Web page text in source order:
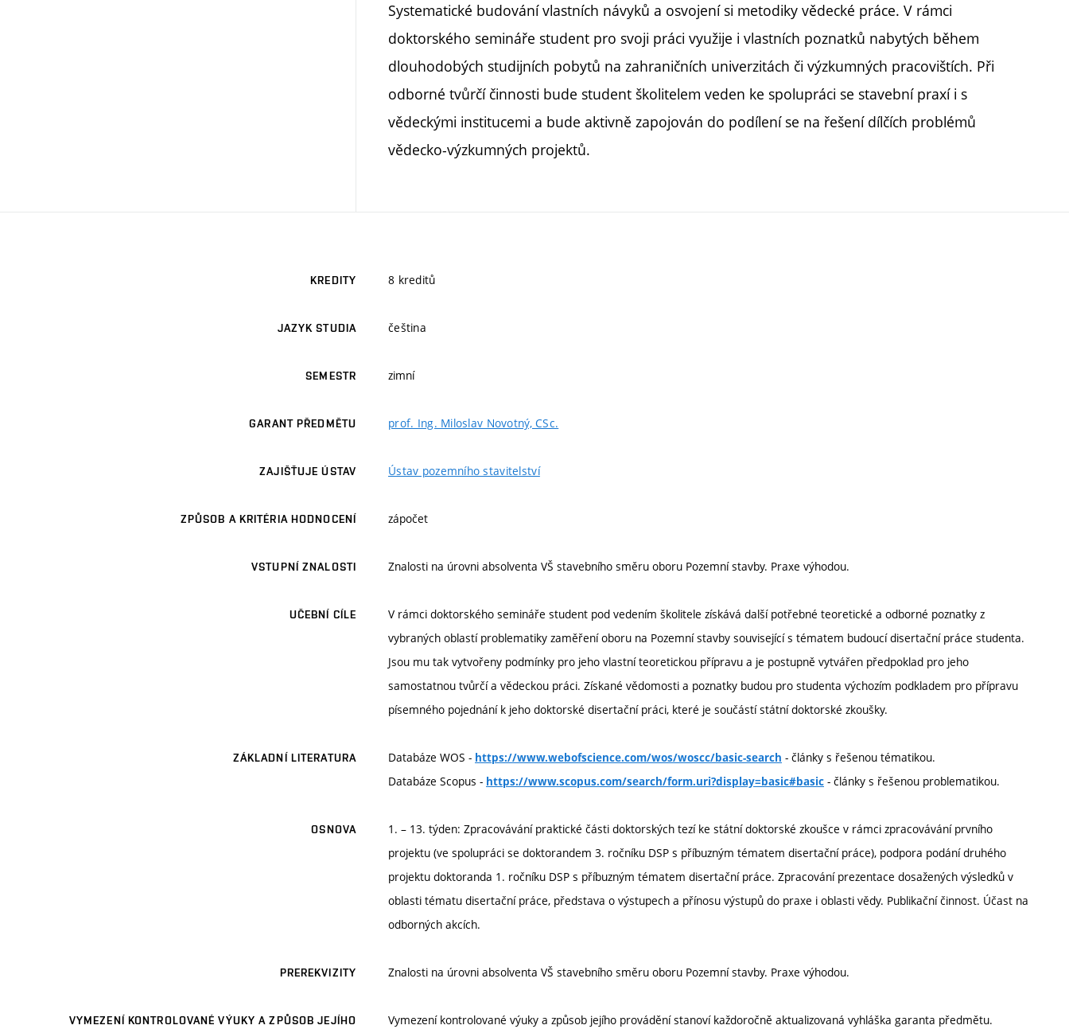
Systematické budování vlastních návyků a osvojení si metodiky vědecké práce. V rámci
doktorského semináře student pro svoji práci využije i vlastních poznatků nabytých během
dlouhodobých studijních pobytů na zahraničních univerzitách či výzkumných pracovištích. Při
odborné tvůrčí činnosti bude student školitelem veden ke spolupráci se stavební praxí i s
vědeckými institucemi a bude aktivně zapojován do podílení se na řešení dílčích problémů
vědecko-výzkumných projektů.
KREDITY 8 kreditů
JAZYK STUDIA čeština
SEMESTR zimní
GARANT PŘEDMĚTU prof. Ing. Miloslav Novotný, CSc.
ZAJIŠŤUJE ÚSTAV Ústav pozemního stavitelství
ZPŮSOB A KRITÉRIA HODNOCENÍ zápočet
VSTUPNÍ ZNALOSTI Znalosti na úrovni absolventa VŠ stavebního směru oboru Pozemní stavby. Praxe výhodou.
UČEBNÍ CÍLE
V rámci doktorského semináře student pod vedením školitele získává další potřebné teoretické a odborné poznatky z
vybraných oblastí problematiky zaměření oboru na Pozemní stavby související s tématem budoucí disertační práce studenta.
Jsou mu tak vytvořeny podmínky pro jeho vlastní teoretickou přípravu a je postupně vytvářen předpoklad pro jeho
samostatnou tvůrčí a vědeckou práci. Získané vědomosti a poznatky budou pro studenta výchozím podkladem pro přípravu
písemného pojednání k jeho doktorské disertační práci, které je součástí státní doktorské zkoušky.
ZÁKLADNÍ LITERATURA Databáze WOS - https://www.webofscience.com/wos/woscc/basic-search - články s řešenou tématikou.
Databáze Scopus - https://www.scopus.com/search/form.uri?display=basic#basic - články s řešenou problematikou.
OSNOVA
1. – 13. týden: Zpracovávání praktické části doktorských tezí ke státní doktorské zkoušce v rámci zpracovávání prvního
projektu (ve spolupráci se doktorandem 3. ročníku DSP s příbuzným tématem disertační práce), podpora podání druhého
projektu doktoranda 1. ročníku DSP s příbuzným tématem disertační práce. Zpracování prezentace dosažených výsledků v
oblasti tématu disertační práce, představa o výstupech a přínosu výstupů do praxe i oblasti vědy. Publikační činnost. Účast na
odborných akcích.
PREREKVIZITY Znalosti na úrovni absolventa VŠ stavebního směru oboru Pozemní stavby. Praxe výhodou.
VYMEZENÍ KONTROLOVANÉ VÝUKY A ZPŮSOB JEJÍHO
Vymezení kontrolované výuky a způsob jejího provádění stanoví každoročně aktualizovaná vyhláška garanta předmětu.